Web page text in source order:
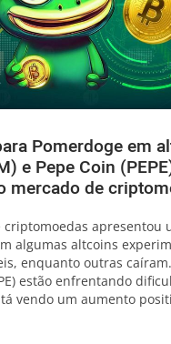
Pomerdoge em
e Pepe Coin
mercado de
criptomoedas apresentou
algumas altcoins
enquanto outras
estão enfrentando
vendo um aumento